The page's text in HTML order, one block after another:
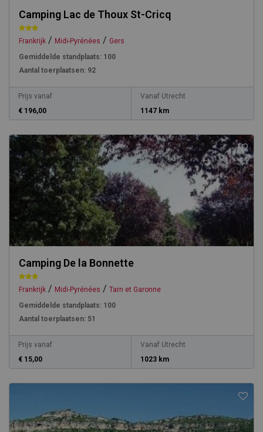
Camping Lac de Thoux St-Cricq
Frankrijk / Midi-Pyrénées / Gers
Gemiddelde standplaats: 100
Aantal toerplaatsen: 92
Prijs vanaf
€ 196,00
Vanaf Utrecht
1147 km
Camping De la Bonnette
Frankrijk / Midi-Pyrénées / Tarn et Garonne
Gemiddelde standplaats: 100
Aantal toerplaatsen: 51
Prijs vanaf
€ 15,00
Vanaf Utrecht
1023 km